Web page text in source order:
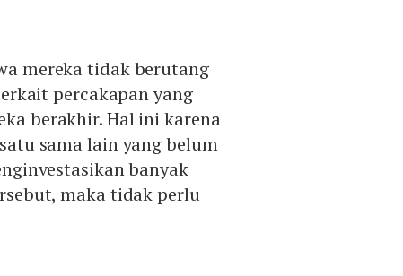
mereka tidak berutang
percakapan yang
berakhir. Hal ini karena
sama lain yang belum
banyak
maka tidak perlu